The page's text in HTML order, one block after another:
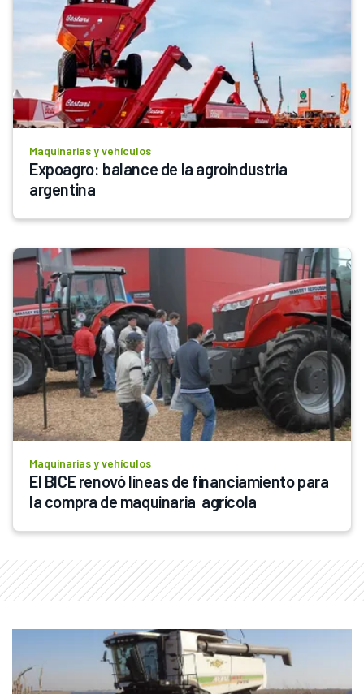
Maquinarias y vehículos
Expoagro: balance de la agroindustria
argentina
Maquinarias y vehículos
El BICE renovó líneas de financiamiento para
la compra de maquinaria  agrícola